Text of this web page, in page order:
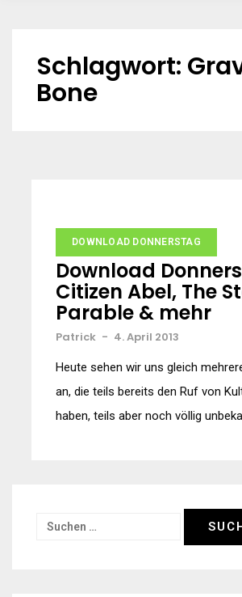
Schlagwort:
Bone
DOWNLOAD DONNERSTAG
Download
Citizen Abel, The
Parable & mehr
Patrick - 4. April 2013
Heute sehen wir uns gleich
an, die teils bereits den Ruf von
haben, teils aber noch völlig
Suchen